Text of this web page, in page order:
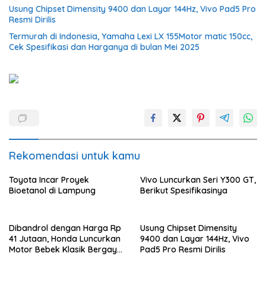
Usung Chipset Dimensity 9400 dan Layar 144Hz, Vivo Pad5 Pro
Resmi Dirilis
Termurah di Indonesia, Yamaha Lexi LX 155Motor matic 150cc,
Cek Spesifikasi dan Harganya di bulan Mei 2025
Rekomendasi untuk kamu
Toyota Incar Proyek
Bioetanol di Lampung
Vivo Luncurkan Seri Y300 GT,
Berikut Spesifikasinya
Dibandrol dengan Harga Rp
41 Jutaan, Honda Luncurkan
Motor Bebek Klasik Bergaya
Usung Chipset Dimensity
9400 dan Layar 144Hz, Vivo
Pad5 Pro Resmi Dirilis